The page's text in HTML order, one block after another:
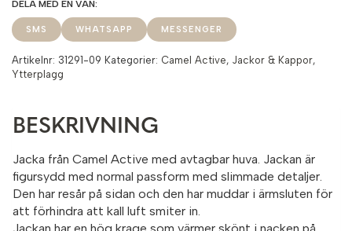
SMS WHATSAPP MESSENGER
Artikelnr: 31291-09 Kategorier: Camel Active, Jackor & Kappor,
Ytterplagg
BESKRIVNING
Jacka från Camel Active med avtagbar huva. Jackan är
figursydd med normal passform med slimmade detaljer.
Den har resår på sidan och den har muddar i ärmsluten för
att förhindra att kall luft smiter in.